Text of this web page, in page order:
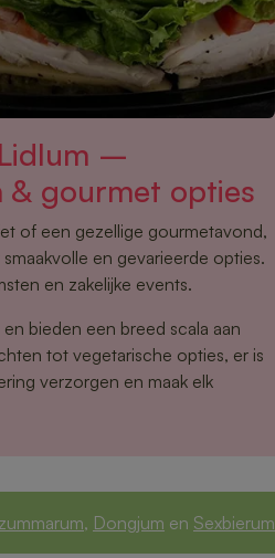
–
& gourmet opties
of een gezellige gourmetavond,
en gevarieerde opties.
en zakelijke events.
bieden een breed scala aan
tot vegetarische opties, er is
verzorgen en maak elk
, Dongjum en Sexbierum